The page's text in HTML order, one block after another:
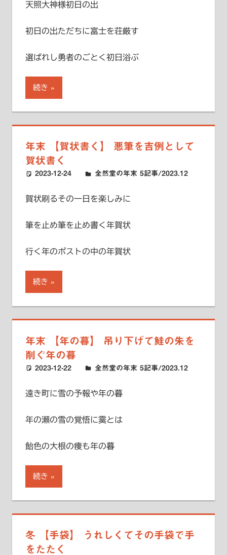
天照大神様初日の出
初日の出ただちに富士を荘厳す
選ばれし勇者のごとく初日浴ぶ
続き
年末 【賀状書く】 悪筆を吉例として
賀状書く
2023-12-24 ハードエッジ
全然堂の年末 5記事/2023.12
賀状刷るその一日を楽しみに
筆を止め筆を止め書く年賀状
行く年のポストの中の年賀状
続き
年末 【年の暮】 吊り下げて鮭の朱を
削ぐ年の暮
2023-12-22 ハードエッジ
全然堂の年末 5記事/2023.12
遠き町に雪の予報や年の暮
年の瀬の雪の覚悟に霙とは
飴色の大根の痩も年の暮
続き
冬 【手袋】 うれしくてその手袋で手
をたたく